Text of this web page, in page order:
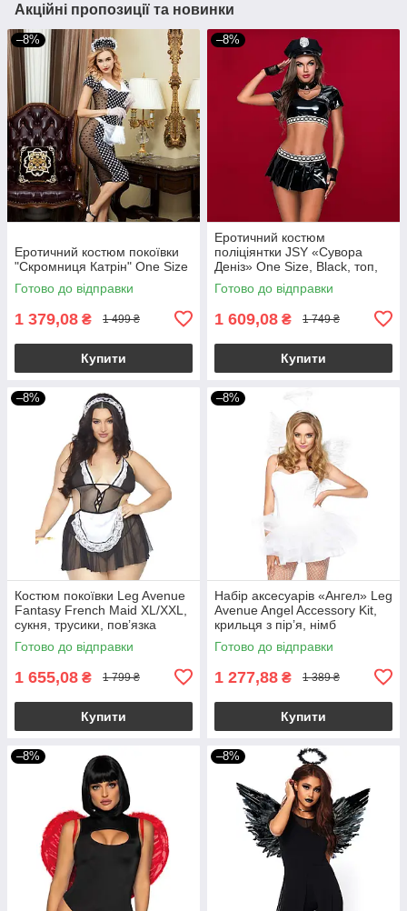
Акційні пропозиції та новинки
–8%
Еротичний костюм покоївки
"Скромниця Катрін" One Size
Готово до відправки
1 379,08 ₴ 1 499 ₴
Купити
–8%
Еротичний костюм
поліціянтки JSY «Сувора
Деніз» One Size, Black, топ,
спідниця, рукавички, кашкет
Готово до відправки
1 609,08 ₴ 1 749 ₴
Купити
–8%
Костюм покоївки Leg Avenue
Fantasy French Maid XL/XXL,
сукня, трусики, пов’язка
Готово до відправки
1 655,08 ₴ 1 799 ₴
Купити
–8%
Набір аксесуарів «Ангел» Leg
Avenue Angel Accessory Kit,
крильця з пір’я, німб
Готово до відправки
1 277,88 ₴ 1 389 ₴
Купити
–8% –8%